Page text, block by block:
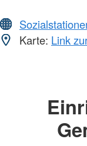
Karte: Link